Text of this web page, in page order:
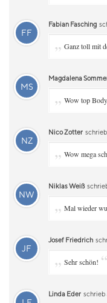
FF
Fabian Fasching
„ Ganz toll mit
MS
Magdalena
„ Wow top Body
NZ
Nico Zotter schrieb
„ Wow mega
NW
Niklas Weiß
„ Mal wieder
JF
Josef Friedrich
„ Sehr schön! “
Linda Eder schrieb